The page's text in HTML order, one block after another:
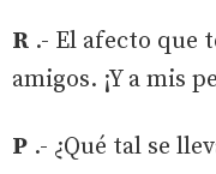
R .- El afecto que
amigos. ¡Y a mis
P .- ¿Qué tal se